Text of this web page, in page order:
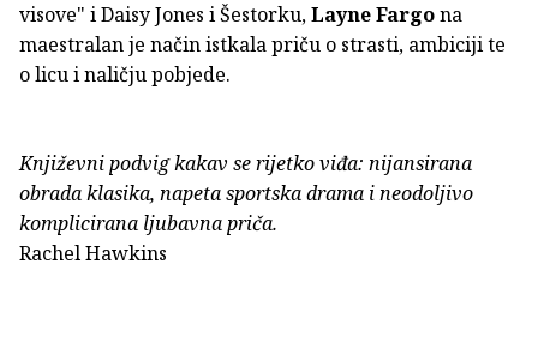
visove" i Daisy Jones i Šestorku,Layne Fargona
maestralan je način istkala priču o strasti, ambiciji te
o licu i naličju pobjede.
Književni podvig kakav se rijetko viđa: nijansirana
obrada klasika, napeta sportska drama i neodoljivo
komplicirana ljubavna priča.
Rachel Hawkins